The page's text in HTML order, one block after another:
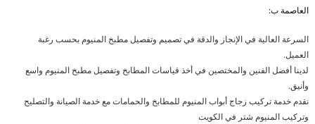
العاصمة ب:
السرعة العالية في الإنجاز والدقة في تصميم وتفصيل مطبخ المنيوم بحسب رغبة
العميل.
لدينا أفضل الفنين والمختصين في أخذ قياسات المطابخ وتفصيل مطبخ المنيوم واسع
وأنيق.
نقدم خدمة تركيب زجاج أبواب المنيوم للمطابخ والحمامات مع خدمة الصيانة والتصليح
وتركيب المنيوم شتر في الكويت